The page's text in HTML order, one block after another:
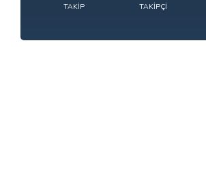
TAKIP TAKIPÇI